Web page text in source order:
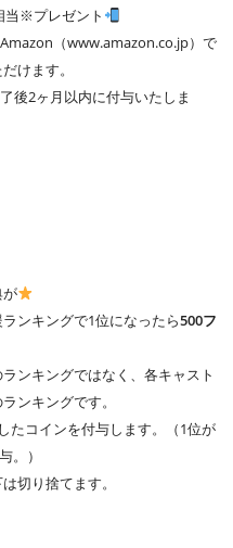
当※プレゼント
（www.amazon.co.jp）で
けます。
後2ヶ月以内に付与いたしま
が
ンキングで1位になったら500フ
ンキングではなく、各キャスト
ンキングです。
たコインを付与します。（1位が
。）
切り捨てます。